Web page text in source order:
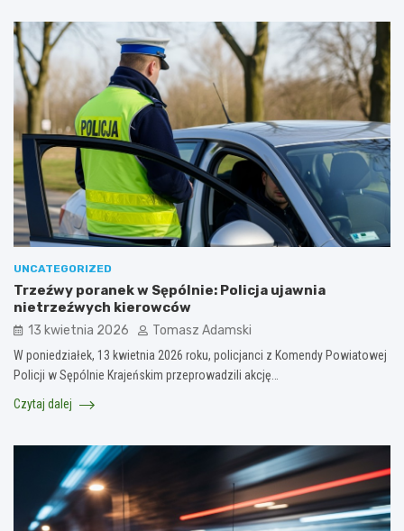
UNCATEGORIZED
Trzeźwy poranek w Sępólnie: Policja ujawnia
nietrzeźwych kierowców
13 kwietnia 2026 Tomasz Adamski
W poniedziałek, 13 kwietnia 2026 roku, policjanci z Komendy Powiatowej
Policji w Sępólnie Krajeńskim przeprowadzili akcję…
Czytaj dalej